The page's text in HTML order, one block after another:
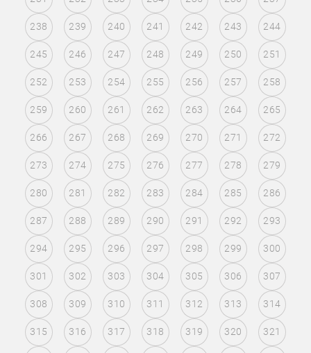
238 239 240 241 242 243 244
245 246 247 248 249 250 251
252 253 254 255 256 257 258
259 260 261 262 263 264 265
266 267 268 269 270 271 272
273 274 275 276 277 278 279
280 281 282 283 284 285 286
287 288 289 290 291 292 293
294 295 296 297 298 299 300
301 302 303 304 305 306 307
308 309 310 311 312 313 314
315 316 317 318 319 320 321